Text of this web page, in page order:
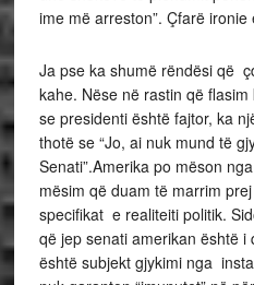
ime më arreston”. Çfarë
Ja pse ka shumë rëndësi që
kahe. Nëse në rastin që
se presidenti është fajtor, ka
thotë se “Jo, ai nuk mund të
Senati”.Amerika po mëson
mësim që duam të marrim
specifikat e realiteiti politik.
që jep senati amerikan është
është subjekt gjykimi nga